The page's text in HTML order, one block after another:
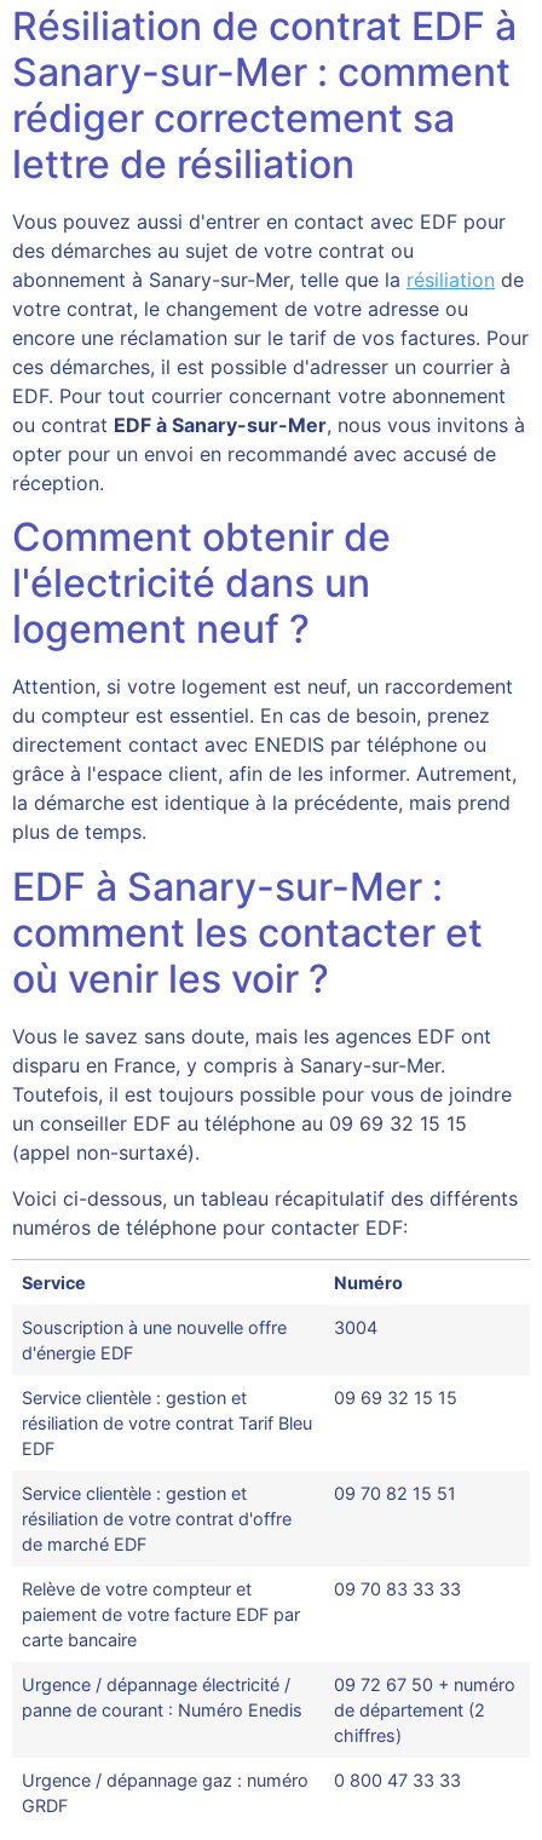
Résiliation de contrat EDF à
Sanary-sur-Mer : comment
rédiger correctement sa
lettre de résiliation
Vous pouvez aussi d'entrer en contact avec EDF pour
des démarches au sujet de votre contrat ou
abonnement à Sanary-sur-Mer, telle que la résiliation de
votre contrat, le changement de votre adresse ou
encore une réclamation sur le tarif de vos factures. Pour
ces démarches, il est possible d'adresser un courrier à
EDF. Pour tout courrier concernant votre abonnement
ou contrat EDF à Sanary-sur-Mer, nous vous invitons à
opter pour un envoi en recommandé avec accusé de
réception.
Comment obtenir de
l'électricité dans un
logement neuf ?
Attention, si votre logement est neuf, un raccordement
du compteur est essentiel. En cas de besoin, prenez
directement contact avec ENEDIS par téléphone ou
grâce à l'espace client, afin de les informer. Autrement,
la démarche est identique à la précédente, mais prend
plus de temps.
EDF à Sanary-sur-Mer :
comment les contacter et
où venir les voir ?
Vous le savez sans doute, mais les agences EDF ont
disparu en France, y compris à Sanary-sur-Mer.
Toutefois, il est toujours possible pour vous de joindre
un conseiller EDF au téléphone au 09 69 32 15 15
(appel non-surtaxé).
Voici ci-dessous, un tableau récapitulatif des différents
numéros de téléphone pour contacter EDF:
Service Numéro
Souscription à une nouvelle offre
d'énergie EDF
3004
Service clientèle : gestion et
résiliation de votre contrat Tarif Bleu
EDF
09 69 32 15 15
Service clientèle : gestion et
résiliation de votre contrat d'offre
de marché EDF
09 70 82 15 51
Relève de votre compteur et
paiement de votre facture EDF par
carte bancaire
09 70 83 33 33
Urgence / dépannage électricité /
panne de courant : Numéro Enedis
09 72 67 50 + numéro
de département (2
chiffres)
Urgence / dépannage gaz : numéro
GRDF
0 800 47 33 33